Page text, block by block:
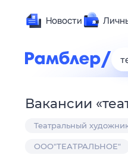
Новости
Вакансии «
Театральный
ООО"ТЕАТРАЛЬНОЕ"